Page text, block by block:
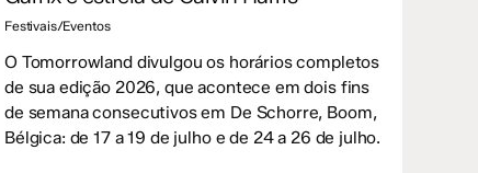
Festivais/Eventos
O Tomorrowland divulgou os horários completos
de sua edição 2026, que acontece em dois fins
de semana consecutivos em De Schorre, Boom,
Bélgica: de 17 a 19 de julho e de 24 a 26 de julho.